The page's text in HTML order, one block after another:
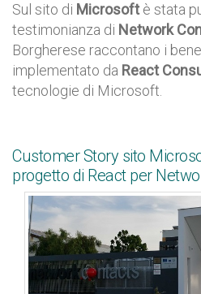
Sul sito di Microsoftè stata
testimonianza di Network
Borgherese raccontano i
implementato da React
tecnologie di Microsoft.
Customer Story sito
progetto di React per